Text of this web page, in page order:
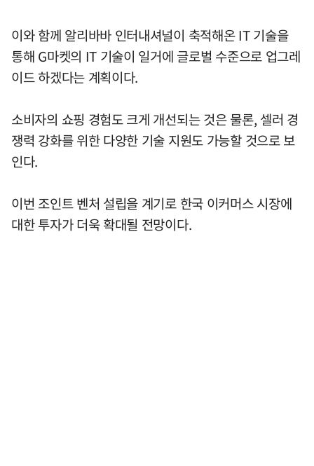
이와 함께 알리바바 인터내셔널이 축적해온 IT 기술을
통해 G마켓의 IT 기술이 일거에 글로벌 수준으로 업그레
이드 하겠다는 계획이다.
소비자의 쇼핑 경험도 크게 개선되는 것은 물론, 셀러 경
쟁력 강화를 위한 다양한 기술 지원도 가능할 것으로 보
인다.
이번 조인트 벤처 설립을 계기로 한국 이커머스 시장에
대한 투자가 더욱 확대될 전망이다.